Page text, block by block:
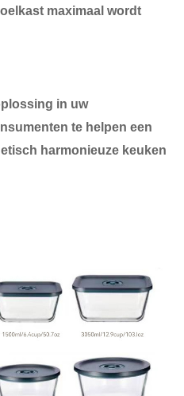
maximaal wordt
in uw
te helpen een
harmonieuze keuken